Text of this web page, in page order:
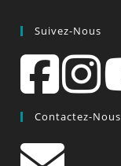
Suivez-Nous
Contactez-Nous